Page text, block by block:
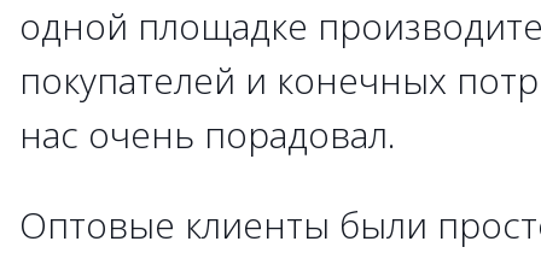
одной площадке
покупателей и конечных
нас очень порадовал.
Оптовые клиенты были